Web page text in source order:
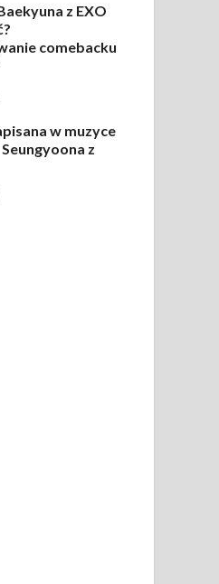
z EXO
comebacku
w muzyce
Seungyoona z